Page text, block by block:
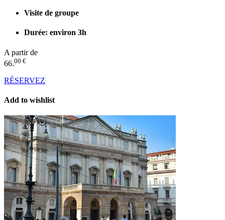
Visite de groupe
Durée: environ 3h
A partir de
66.00 €
RÉSERVEZ
Add to wishlist